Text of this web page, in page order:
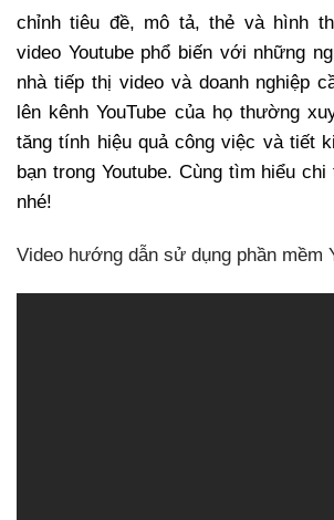
chỉnh tiêu đề, mô tả, thẻ và hình
video Youtube phổ biến với những
nhà tiếp thị video và doanh nghiệp
lên kênh YouTube của họ thường
tăng tính hiệu quả công việc và tiết
bạn trong Youtube. Cùng tìm hiểu
nhé!
Video hướng dẫn sử dụng phần mềm